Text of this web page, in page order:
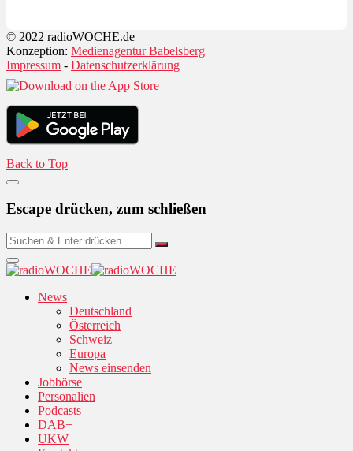
© 2022 radioWOCHE.de
Konzeption: Medienagentur Babelsberg
Impressum - Datenschutzerklärung
Back to Top
Escape drücken, zum schließen
News
Deutschland
Österreich
Schweiz
Europa
News einsenden
Jobbörse
Personalien
Podcasts
DAB+
UKW